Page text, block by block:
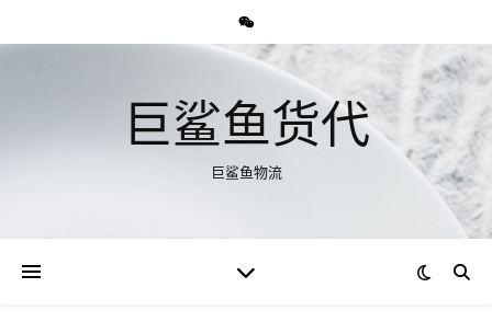
巨鲨鱼货代
巨鲨鱼物流